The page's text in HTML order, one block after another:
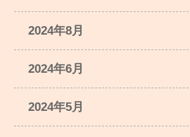
2024年8月
2024年6月
2024年5月